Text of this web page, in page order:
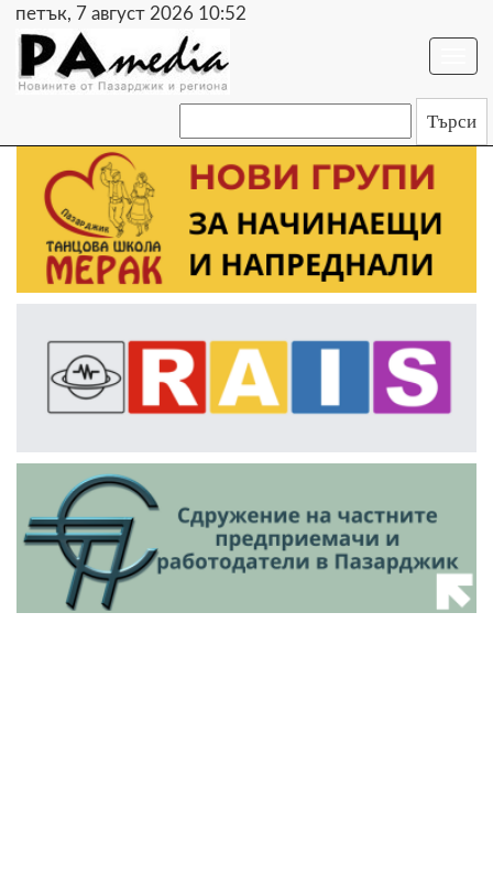
петък, 7 август 2026 10:52